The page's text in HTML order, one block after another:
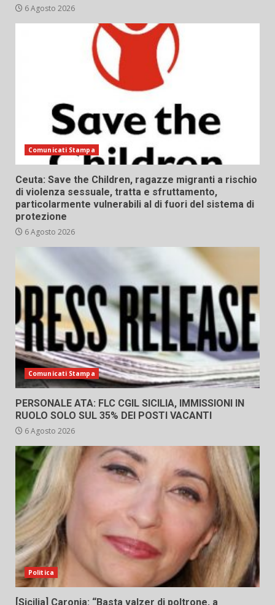
6 Agosto 2026
Comunicati Stampa
Ceuta: Save the Children, ragazze migranti a rischio
di violenza sessuale, tratta e sfruttamento,
particolarmente vulnerabili al di fuori del sistema di
protezione
6 Agosto 2026
Comunicati Stampa
PERSONALE ATA: FLC CGIL SICILIA, IMMISSIONI IN
RUOLO SOLO SUL 35% DEI POSTI VACANTI
6 Agosto 2026
Politica
[Sicilia] Caronia: “Basta valzer di poltrone, a